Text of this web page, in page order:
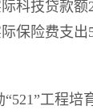
科技贷款
保险费支出
工程